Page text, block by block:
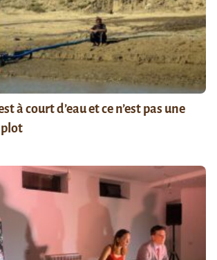
à court d’eau et ce n’est pas une